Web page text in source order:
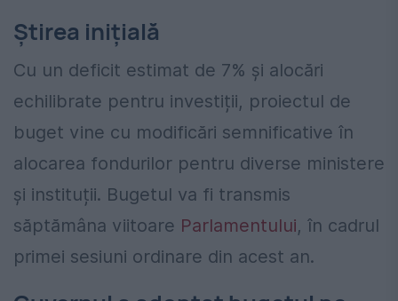
Știrea inițială
Cu un deficit estimat de 7% și alocări
echilibrate pentru investiții, proiectul de
buget vine cu modificări semnificative în
alocarea fondurilor pentru diverse ministere
și instituții. Bugetul va fi transmis
săptămâna viitoare Parlamentului, în cadrul
primei sesiuni ordinare din acest an.